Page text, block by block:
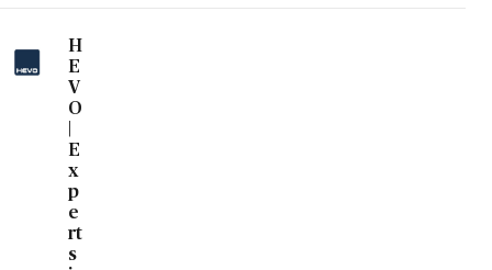
H
E
V
O
E
x
p
e
rt
s